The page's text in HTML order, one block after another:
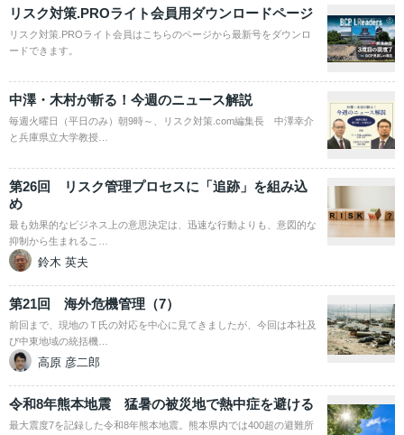
リスク対策.PROライト会員用ダウンロードページ
リスク対策.PROライト会員はこちらのページから最新号をダウンロ
ードできます。
中澤・木村が斬る！今週のニュース解説
毎週火曜日（平日のみ）朝9時～、リスク対策.com編集長 中澤幸介
と兵庫県立大学教授…
第26回 リスク管理プロセスに「追跡」を組み込
め
最も効果的なビジネス上の意思決定は、迅速な行動よりも、意図的な
抑制から生まれるこ…
鈴木 英夫
第21回 海外危機管理（7）
前回まで、現地のＴ氏の対応を中心に見てきましたが、今回は本社及
び中東地域の統括機…
高原 彦二郎
令和8年熊本地震 猛暑の被災地で熱中症を避ける
最大震度7を記録した令和8年熊本地震。熊本県内では400超の避難所